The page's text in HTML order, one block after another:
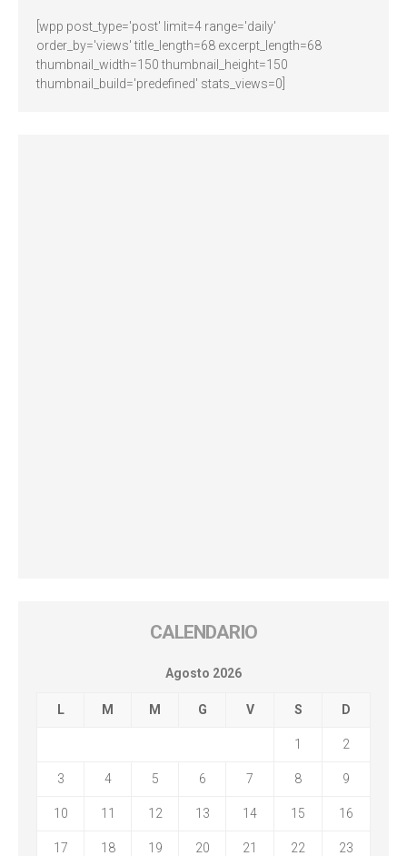
[wpp post_type='post' limit=4 range='daily'
order_by='views' title_length=68 excerpt_length=68
thumbnail_width=150 thumbnail_height=150
thumbnail_build='predefined' stats_views=0]
CALENDARIO
Agosto 2026
L M M G V S D
1 2
3 4 5 6 7 8 9
10 11 12 13 14 15 16
17 18 19 20 21 22 23